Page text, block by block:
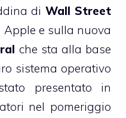
diWall Street
e sulla nuova
che sta alla base
sistema operativo
presentato in
nel pomeriggio